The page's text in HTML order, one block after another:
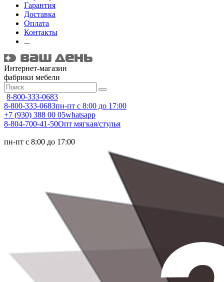
Гарантия
Доставка
Оплата
Контакты
...
Интернет-магазин
фабрики мебели
8-800-333-0683
8-800-333-0683пн-пт с 8:00 до 17:00
+7 (930) 388 00 05whatsapp
8-804-700-41-50Опт мягкая/стулья
пн-пт с 8:00 до 17:00